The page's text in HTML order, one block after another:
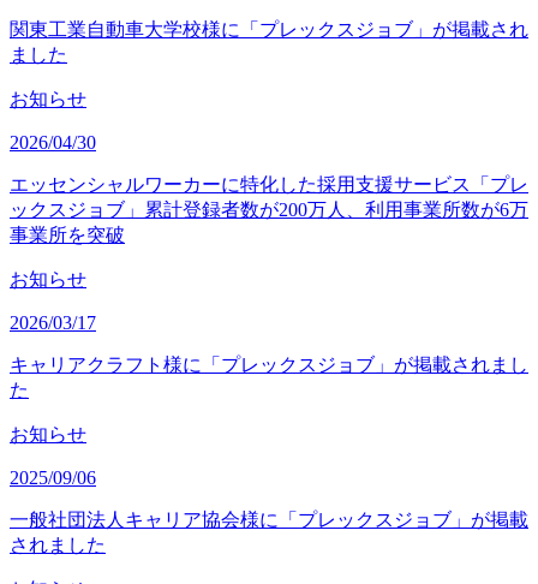
関東工業自動車大学校様に「プレックスジョブ」が掲載され
ました
お知らせ
2026/04/30
エッセンシャルワーカーに特化した採用支援サービス「プレ
ックスジョブ」累計登録者数が200万人、利用事業所数が6万
事業所を突破
お知らせ
2026/03/17
キャリアクラフト様に「プレックスジョブ」が掲載されまし
た
お知らせ
2025/09/06
一般社団法人キャリア協会様に「プレックスジョブ」が掲載
されました